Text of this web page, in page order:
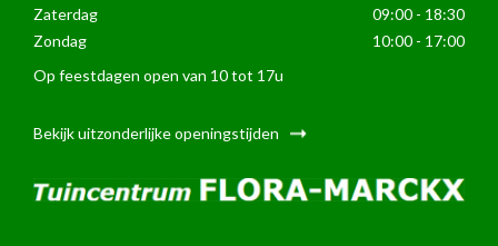
Zaterdag
09:00 - 18:30
Zondag
10:00 - 17:00
Op feestdagen open van 10 tot 17u
Bekijk uitzonderlijke openingstijden